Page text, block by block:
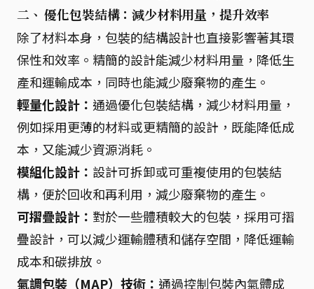
二、 優化包裝結構：減少材料用量，提升效率
除了材料本身，包裝的結構設計也直接影響著其環
保性和效率。精簡的設計能減少材料用量，降低生
產和運輸成本，同時也能減少廢棄物的產生。
輕量化設計： 通過優化包裝結構，減少材料用量，
例如採用更薄的材料或更精簡的設計，既能降低成
本，又能減少資源消耗。
模組化設計： 設計可拆卸或可重複使用的包裝結
構，便於回收和再利用，減少廢棄物的產生。
可摺疊設計： 對於一些體積較大的包裝，採用可摺
疊設計，可以減少運輸體積和儲存空間，降低運輸
成本和碳排放。
氣調包裝（MAP）技術： 通過控制包裝內氣體成